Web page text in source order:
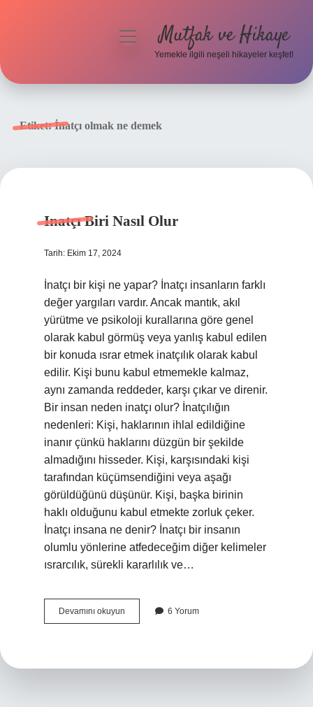
menüyüMutfak ve Hikaye
Yemekle ilgili neşeli hikayeler keşfet!
Etiket:İnatçı olmak ne demek
Inatçı Biri Nasıl Olur
Tarih: Ekim 17, 2024
İnatçı bir kişi ne yapar? İnatçı insanların farklı
değer yargıları vardır. Ancak mantık, akıl
yürütme ve psikoloji kurallarına göre genel
olarak kabul görmüş veya yanlış kabul edilen
bir konuda ısrar etmek inatçılık olarak kabul
edilir. Kişi bunu kabul etmemekle kalmaz,
aynı zamanda reddeder, karşı çıkar ve direnir.
Bir insan neden inatçı olur? İnatçılığın
nedenleri: Kişi, haklarının ihlal edildiğine
inanır çünkü haklarını düzgün bir şekilde
almadığını hisseder. Kişi, karşısındaki kişi
tarafından küçümsendiğini veya aşağı
görüldüğünü düşünür. Kişi, başka birinin
haklı olduğunu kabul etmekte zorluk çeker.
İnatçı insana ne denir? İnatçı bir insanın
olumlu yönlerine atfedeceğim diğer kelimeler
ısrarcılık, sürekli kararlılık ve…
Devamını okuyun
Biri
6 Yorum